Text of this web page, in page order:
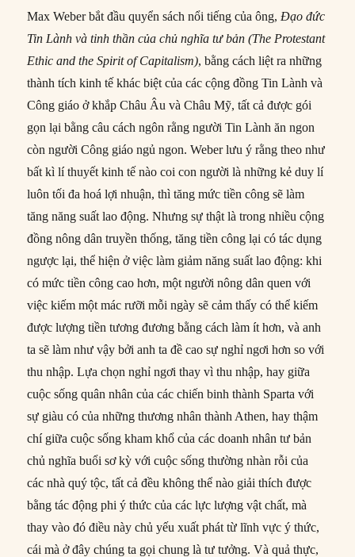
Max Weber bắt đầu quyển sách nổi tiếng của ông,Đạo đức
Tin Lành và tinh thần của chủ nghĩa tư bản (The Protestant
Ethic and the Spirit of Capitalism), bằng cách liệt ra những
thành tích kinh tế khác biệt của các cộng đồng Tin Lành và
Công giáo ở khắp Châu Âu và Châu Mỹ, tất cả được gói
gọn lại bằng câu cách ngôn rằng người Tin Lành ăn ngon
còn người Công giáo ngủ ngon. Weber lưu ý rằng theo như
bất kì lí thuyết kinh tế nào coi con người là những kẻ duy lí
luôn tối đa hoá lợi nhuận, thì tăng mức tiền công sẽ làm
tăng năng suất lao động. Nhưng sự thật là trong nhiều cộng
đồng nông dân truyền thống, tăng tiền công lại có tác dụng
ngược lại, thể hiện ở việc làm giảm năng suất lao động: khi
có mức tiền công cao hơn, một người nông dân quen với
việc kiếm một mác rưỡi mỗi ngày sẽ cảm thấy có thể kiếm
được lượng tiền tương đương bằng cách làm ít hơn, và anh
ta sẽ làm như vậy bởi anh ta đề cao sự nghỉ ngơi hơn so với
thu nhập. Lựa chọn nghỉ ngơi thay vì thu nhập, hay giữa
cuộc sống quân nhân của các chiến binh thành Sparta với
sự giàu có của những thương nhân thành Athen, hay thậm
chí giữa cuộc sống kham khổ của các doanh nhân tư bản
chủ nghĩa buổi sơ kỳ với cuộc sống thường nhàn rỗi của
các nhà quý tộc, tất cả đều không thể nào giải thích được
bằng tác động phi ý thức của các lực lượng vật chất, mà
thay vào đó điều này chủ yếu xuất phát từ lĩnh vực ý thức,
cái mà ở đây chúng ta gọi chung là tư tưởng. Và quả thực,